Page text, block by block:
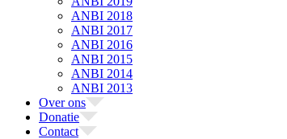
ANBI 2018
ANBI 2017
ANBI 2016
ANBI 2015
ANBI 2014
ANBI 2013
Over ons
Donatie
Contact